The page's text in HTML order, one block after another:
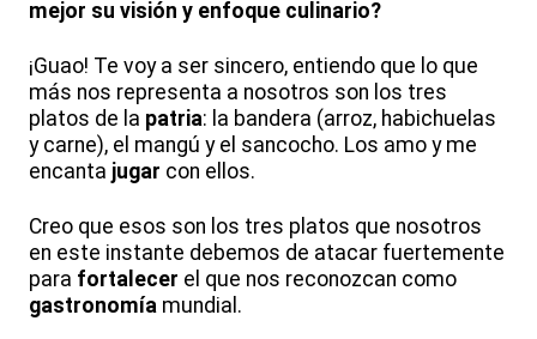
mejor su visión y enfoque culinario?
¡Guao! Te voy a ser sincero, entiendo que lo que
más nos representa a nosotros son los tres
platos de la patria: la bandera (arroz, habichuelas
y carne), el mangú y el sancocho. Los amo y me
encanta jugar con ellos.
Creo que esos son los tres platos que nosotros
en este instante debemos de atacar fuertemente
para fortalecer el que nos reconozcan como
gastronomía mundial.